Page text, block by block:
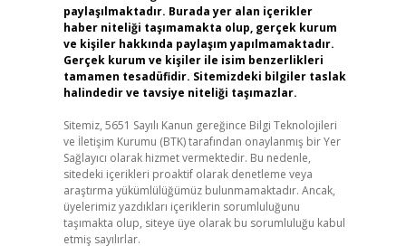
paylaşılmaktadır. Burada yer alan içerikler
haber niteliği taşımamakta olup, gerçek kurum
ve kişiler hakkında paylaşım yapılmamaktadır.
Gerçek kurum ve kişiler ile isim benzerlikleri
tamamen tesadüfidir. Sitemizdeki bilgiler taslak
halindedir ve tavsiye niteliği taşımazlar.
Sitemiz, 5651 Sayılı Kanun gereğince Bilgi Teknolojileri
ve İletişim Kurumu (BTK) tarafından onaylanmış bir Yer
Sağlayıcı olarak hizmet vermektedir. Bu nedenle,
sitedeki içerikleri proaktif olarak denetleme veya
araştırma yükümlülüğümüz bulunmamaktadır. Ancak,
üyelerimiz yazdıkları içeriklerin sorumluluğunu
taşımakta olup, siteye üye olarak bu sorumluluğu kabul
etmiş sayılırlar.